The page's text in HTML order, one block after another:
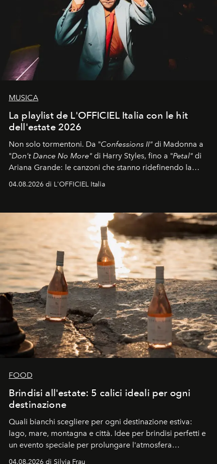
MUSICA
La playlist de L'OFFICIEL Italia con le hit
dell'estate 2026
Non solo tormentoni. Da "Confessions II" di Madonna a
"Don't Dance No More" di Harry Styles, fino a "Petal" di
Ariana Grande: le canzoni che stanno ridefinendo la
colonna sonora della stagione.
04.08.2026 di L'OFFICIEL Italia
FOOD
Brindisi all'estate: 5 calici ideali per ogni
destinazione
Quali bianchi scegliere per ogni destinazione estiva:
lago, mare, montagna e città. Idee per brindisi perfetti e
un evento speciale per prolungare l'atmosfera
04.08.2026 di Silvia Frau